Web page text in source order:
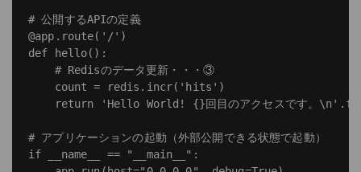
# 公開するAPIの定義
@app.route('/')
def hello():
    # Redisのデータ更新・・・③
    count = redis.incr('hits')
return 'Hello World! {}回目のアクセスです。
# アプリケーションの起動（外部公開できる状態で起動）
if __name__ == "__main__":